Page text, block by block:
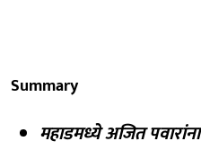
Summary
महाडमध्ये अजित